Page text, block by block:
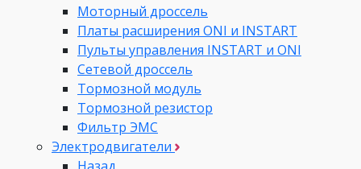
Моторный дроссель
Платы расширения ONI и INSTART
Пульты управления INSTART и ONI
Сетевой дроссель
Тормозной модуль
Тормозной резистор
Фильтр ЭМС
Электродвигатели